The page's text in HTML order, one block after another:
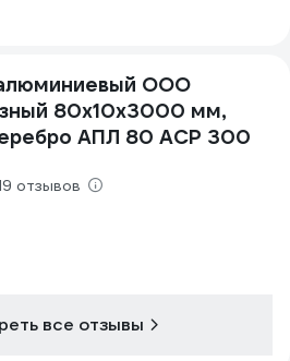
ООО
80х10х3000 мм,
АПЛ 80 АСР 300
отзывов
все отзывы